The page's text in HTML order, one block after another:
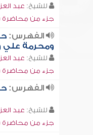
للشيخ: عبد
جزء من محاضرة (
الفهرس:
ومحرمة علي
للشيخ: عبد
جزء من محاضرة (
الفهرس:
للشيخ: عبد
جزء من محاضرة (